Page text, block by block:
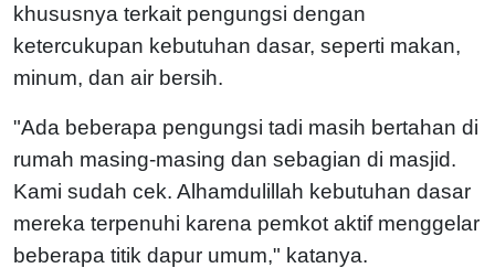
khususnya terkait pengungsi dengan
ketercukupan kebutuhan dasar, seperti makan,
minum, dan air bersih.
"Ada beberapa pengungsi tadi masih bertahan di
rumah masing-masing dan sebagian di masjid.
Kami sudah cek. Alhamdulillah kebutuhan dasar
mereka terpenuhi karena pemkot aktif menggelar
beberapa titik dapur umum," katanya.